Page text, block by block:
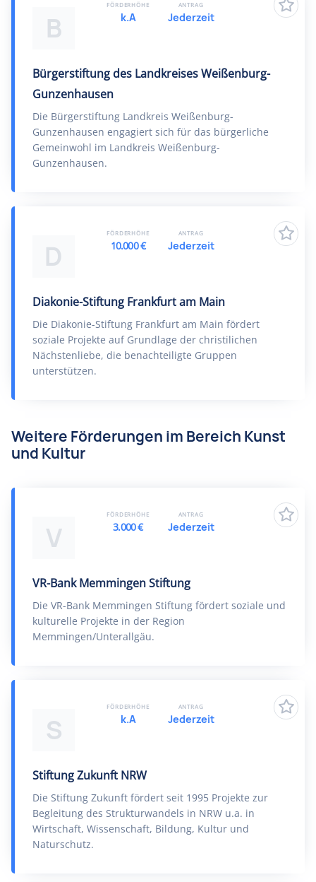
B
Bürgerstiftung des Landkreises Weißenburg-
Gunzenhausen
Die Bürgerstiftung Landkreis Weißenburg-
Gunzenhausen engagiert sich für das bürgerliche
Gemeinwohl im Landkreis Weißenburg-
Gunzenhausen.
FÖRDERHÖHE
k.A
ANTRAG
Jederzeit
D
Diakonie-Stiftung Frankfurt am Main
Die Diakonie-Stiftung Frankfurt am Main fördert
soziale Projekte auf Grundlage der christilichen
Nächstenliebe, die benachteiligte Gruppen
unterstützen.
FÖRDERHÖHE
10.000 €
ANTRAG
Jederzeit
Weitere Förderungen im Bereich Kunst
und Kultur
V
VR-Bank Memmingen Stiftung
Die VR-Bank Memmingen Stiftung fördert soziale und
kulturelle Projekte in der Region
Memmingen/Unterallgäu.
FÖRDERHÖHE
3.000 €
ANTRAG
Jederzeit
S
Stiftung Zukunft NRW
Die Stiftung Zukunft fördert seit 1995 Projekte zur
Begleitung des Strukturwandels in NRW u.a. in
Wirtschaft, Wissenschaft, Bildung, Kultur und
Naturschutz.
FÖRDERHÖHE
k.A
ANTRAG
Jederzeit